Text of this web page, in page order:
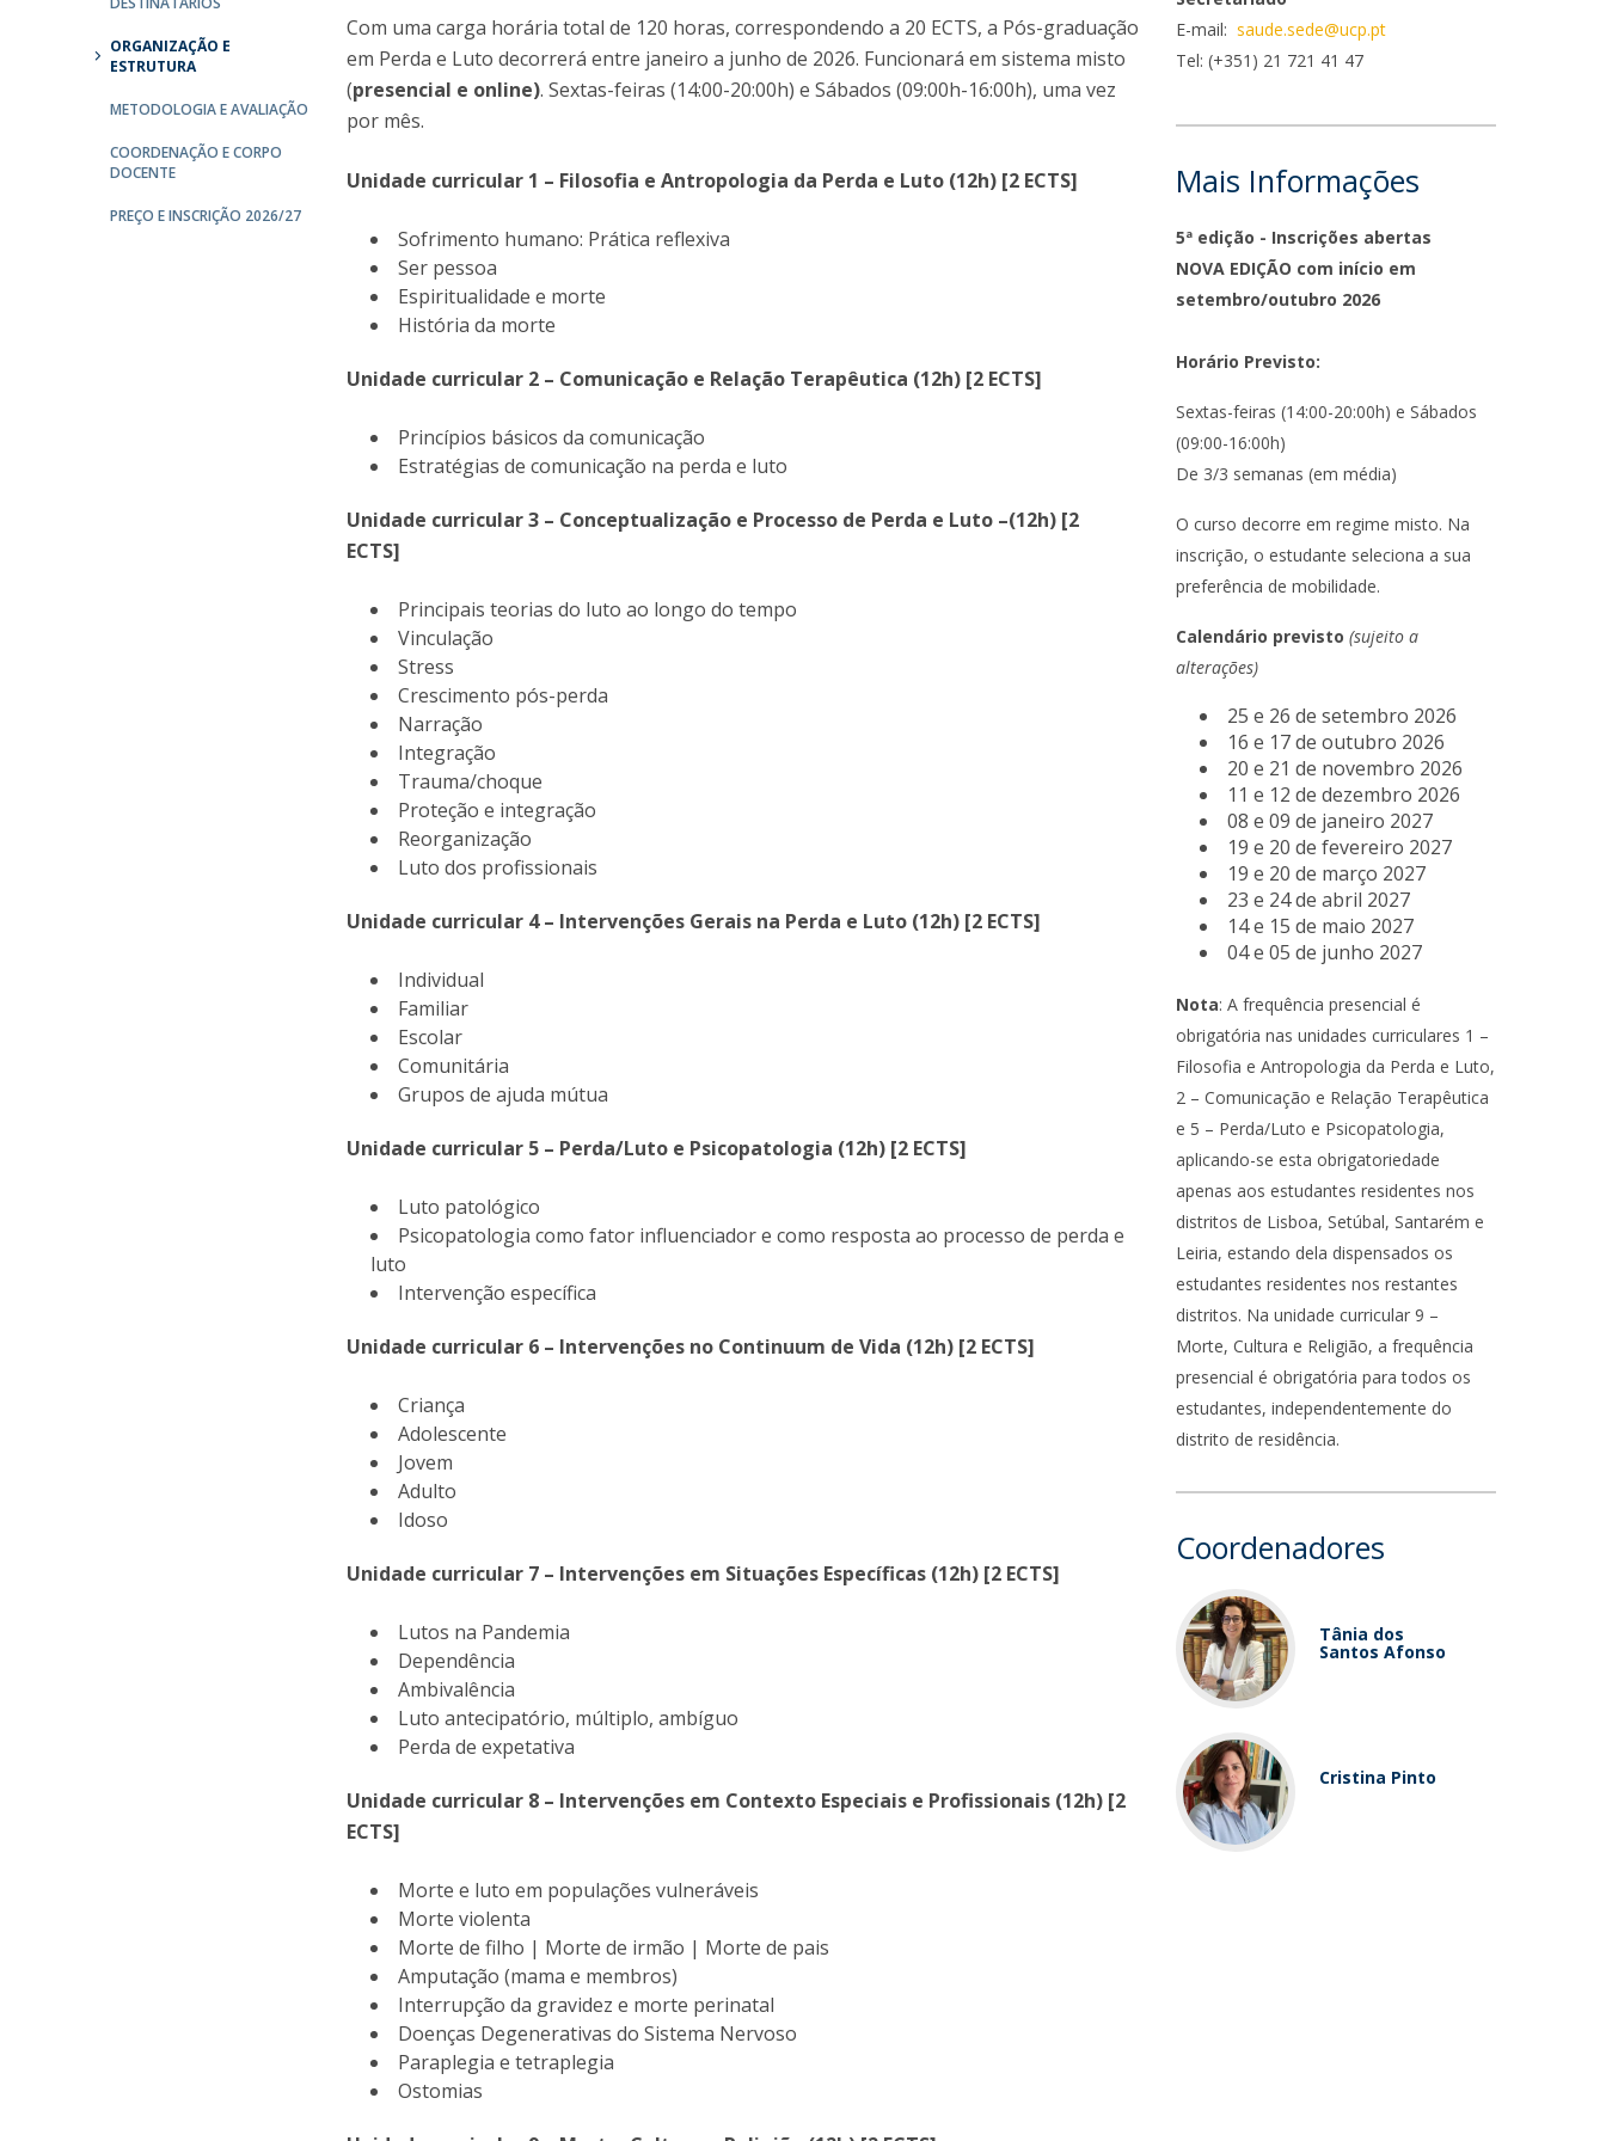
Microcredenciais
Transform4Europe
UCP2 Mental Health
Contacts
ORGANIZAÇÃO E
ESTRUTURA
METODOLOGIA E AVALIAÇÃO
COORDENAÇÃO E CORPO
DOCENTE
PREÇO E INSCRIÇÃO 2026/27
Com uma carga horária total de 120 horas, correspondendo a 20 ECTS, a Pós-graduação
em Perda e Luto decorrerá entre janeiro a junho de 2026. Funcionará em sistema misto
(presencial e online). Sextas-feiras (14:00-20:00h) e Sábados (09:00h-16:00h), uma vez
por mês.
Unidade curricular 1 – Filosofia e Antropologia da Perda e Luto (12h) [2 ECTS]
Sofrimento humano: Prática reflexiva
Ser pessoa
Espiritualidade e morte
História da morte
Unidade curricular 2 – Comunicação e Relação Terapêutica (12h) [2 ECTS]
Princípios básicos da comunicação
Estratégias de comunicação na perda e luto
Unidade curricular 3 – Conceptualização e Processo de Perda e Luto –(12h) [2
ECTS]
Principais teorias do luto ao longo do tempo
Vinculação
Stress
Crescimento pós-perda
Narração
Integração
Trauma/choque
Proteção e integração
Reorganização
Luto dos profissionais
Unidade curricular 4 – Intervenções Gerais na Perda e Luto (12h) [2 ECTS]
Individual
Familiar
Escolar
Comunitária
Grupos de ajuda mútua
Unidade curricular 5 – Perda/Luto e Psicopatologia (12h) [2 ECTS]
Luto patológico
Psicopatologia como fator influenciador e como resposta ao processo de perda e
luto
Intervenção específica
Unidade curricular 6 – Intervenções no Continuum de Vida (12h) [2 ECTS]
Criança
Adolescente
Jovem
Adulto
Idoso
Unidade curricular 7 – Intervenções em Situações Específicas (12h) [2 ECTS]
Lutos na Pandemia
Dependência
Ambivalência
Luto antecipatório, múltiplo, ambíguo
Perda de expetativa
Unidade curricular 8 – Intervenções em Contexto Especiais e Profissionais (12h) [2
ECTS]
Morte e luto em populações vulneráveis
Morte violenta
Morte de filho | Morte de irmão | Morte de pais
Amputação (mama e membros)
Interrupção da gravidez e morte perinatal
Doenças Degenerativas do Sistema Nervoso
Paraplegia e tetraplegia
Ostomias
E-mail: saude.sede@ucp.pt
Tel: (+351) 21 721 41 47
Mais Informações
5ª edição - Inscrições abertas
NOVA EDIÇÃO com início em
setembro/outubro 2026
Horário Previsto:
Sextas-feiras (14:00-20:00h) e Sábados
(09:00-16:00h)
De 3/3 semanas (em média)
O curso decorre em regime misto. Na
inscrição, o estudante seleciona a sua
preferência de mobilidade.
Calendário previsto(sujeito a
alterações)
25 e 26 de setembro 2026
16 e 17 de outubro 2026
20 e 21 de novembro 2026
11 e 12 de dezembro 2026
08 e 09 de janeiro 2027
19 e 20 de fevereiro 2027
19 e 20 de março 2027
23 e 24 de abril 2027
14 e 15 de maio 2027
04 e 05 de junho 2027
Nota: A frequência presencial é
obrigatória nas unidades curriculares 1 –
Filosofia e Antropologia da Perda e Luto,
2 – Comunicação e Relação Terapêutica
e 5 – Perda/Luto e Psicopatologia,
aplicando-se esta obrigatoriedade
apenas aos estudantes residentes nos
distritos de Lisboa, Setúbal, Santarém e
Leiria, estando dela dispensados os
estudantes residentes nos restantes
distritos. Na unidade curricular 9 –
Morte, Cultura e Religião, a frequência
presencial é obrigatória para todos os
estudantes, independentemente do
distrito de residência.
Coordenadores
Tânia dos
Santos Afonso
Cristina Pinto